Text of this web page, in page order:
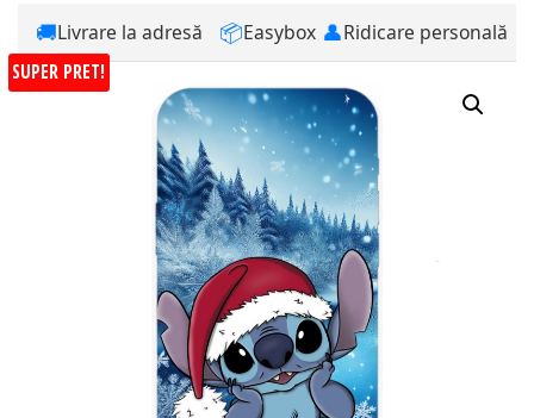
🚚Livrare la adresă 📦Easybox 👤Ridicare personală
SUPER PRET!